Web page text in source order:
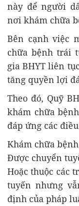
này để người
nơi khám chữa
Bên cạnh việc
chữa bệnh trái
gia BHYT liên
tăng quyền lợi
Theo đó, Quỹ
khám chữa
đáp ứng các
Khám chữa
Được chuyển
Hoặc thuộc các
tuyến nhưng
định của pháp